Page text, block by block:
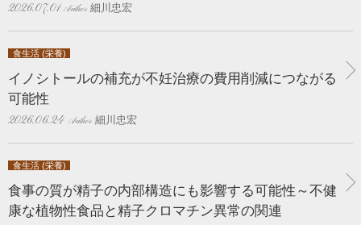
2026.07.01 細川忠宏
食生活 (栄養)
イノシトールの補充が不妊治療の費用削減につながる
可能性
2026.06.24 細川忠宏
食生活 (栄養)
食事の質が精子の内部構造にも影響する可能性～不健
康な植物性食品と精子クロマチン異常の関連